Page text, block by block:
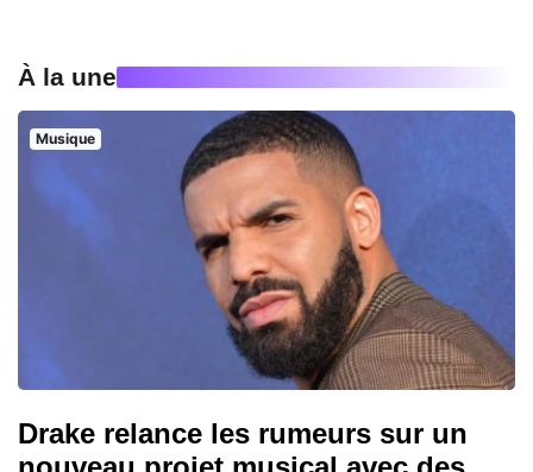
À la une
Musique
Drake relance les rumeurs sur un